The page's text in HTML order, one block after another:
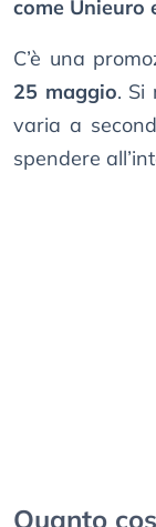
come Unieuro
C’è una
25 maggio. Si
varia a
spendere
Quanto